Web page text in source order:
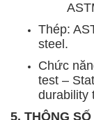
Thép:
steel.
Chức
test –
durability
5. THÔNG